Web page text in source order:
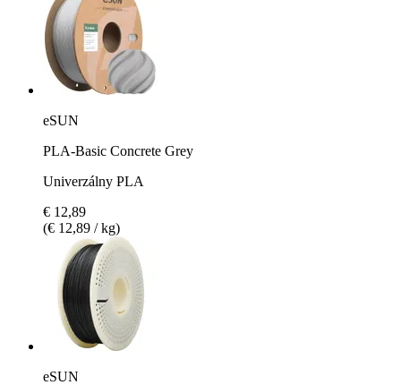
eSUN
PLA-Basic Concrete Grey
Univerzálny PLA
€ 12,89
(€ 12,89 / kg)
eSUN